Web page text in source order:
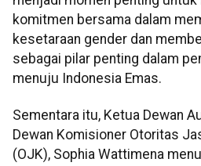
komitmen bersama dalam
kesetaraan gender dan
sebagai pilar penting dalam
menuju Indonesia Emas.
Sementara itu, Ketua Dewan
Dewan Komisioner Otoritas
(OJK), Sophia Wattimena